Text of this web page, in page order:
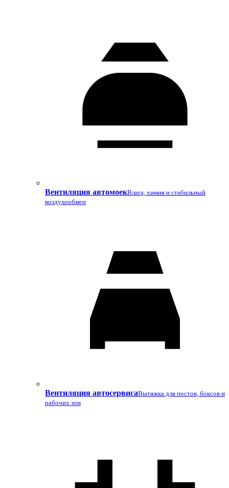
Вентиляция автомоекВлага, химия и стабильный
воздухообмен
Вентиляция автосервисаВытяжка для постов, боксов и
рабочих зон